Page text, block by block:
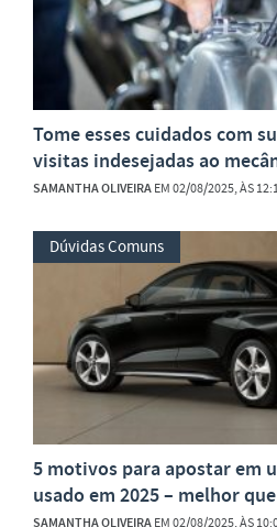
Tome esses cuidados com
visitas indesejadas ao
SAMANTHA OLIVEIRAEM 02/08/2025, ÀS
Dúvidas Comuns
5 motivos para apostar em
usado em 2025 – melhor
SAMANTHA OLIVEIRAEM 02/08/2025, ÀS